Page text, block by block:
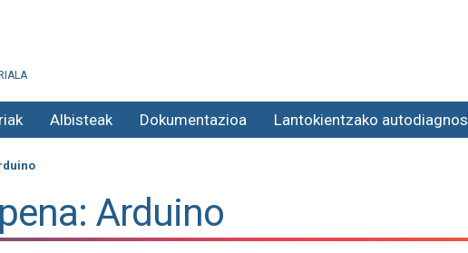
Albisteak Dokumentazioa Lantokientzako
Arduino